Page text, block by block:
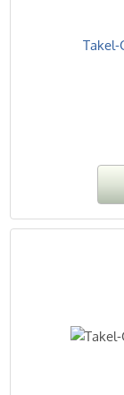
Takel-